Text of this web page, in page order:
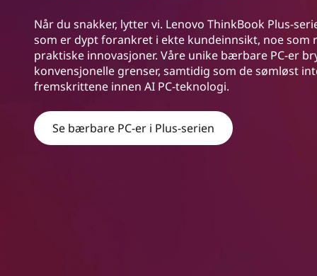
Når du snakker, lytter vi. Lenovo ThinkBook Plus-
som er dypt forankret i ekte kundeinnsikt, noe som
praktiske innovasjoner. Våre unike bærbare PC-er
konvensjonelle grenser, samtidig som de sømløst
fremskrittene innen AI PC-teknologi.
Se bærbare PC-er i Plus-serien